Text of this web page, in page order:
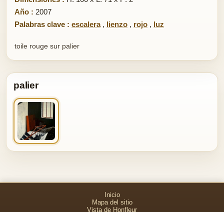
Año : 2007
Palabras clave : escalera, lienzo , rojo , luz
toile rouge sur palier
palier
Inicio
Mapa del sitio
Vista de Honfleur